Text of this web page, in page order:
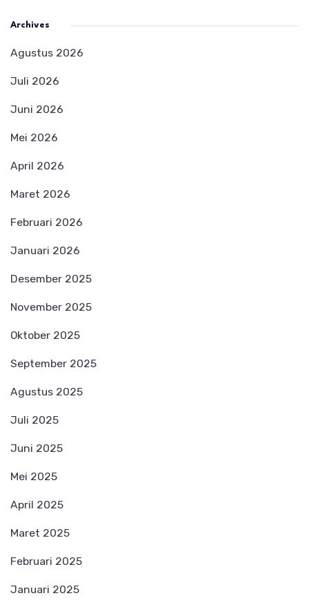
Archives
Agustus 2026
Juli 2026
Juni 2026
Mei 2026
April 2026
Maret 2026
Februari 2026
Januari 2026
Desember 2025
November 2025
Oktober 2025
September 2025
Agustus 2025
Juli 2025
Juni 2025
Mei 2025
April 2025
Maret 2025
Februari 2025
Januari 2025